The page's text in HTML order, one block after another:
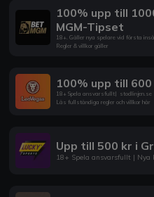
100% upp till
MGM-Tipset
18+. Gäller nya spelare vid första
Regler & villkor gäller
100% upp till
18+ Spela ansvarsfullt| stodlinjen.se
Läs fullständiga regler och villkor här
Upp till 500 kr i
18+ Spela ansvarsfullt | Nya